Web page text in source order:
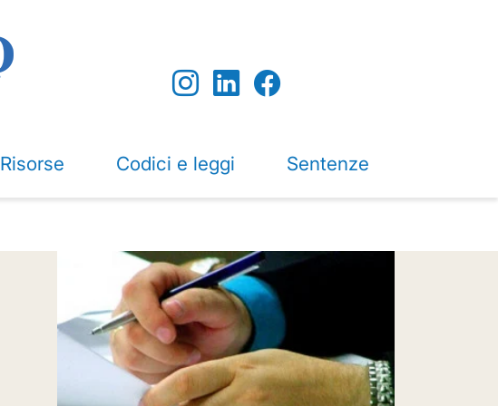
Risorse Codici e leggi Sentenze